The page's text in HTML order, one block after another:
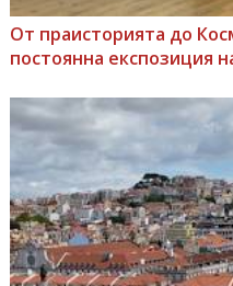
От праисторията до
постоянна експозиция